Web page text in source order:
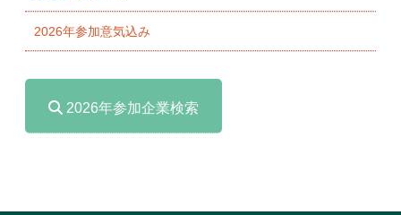
2026年参加意気込み
2026年参加企業検索